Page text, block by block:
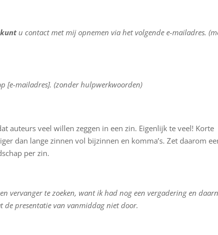
kuntu contact met mij opnemen via het volgende e-mailadres.
[e-mailadres]. (zonder hulpwerkwoorden)
auteurs veel willen zeggen in een zin. Eigenlijk te veel! Korte
dan lange zinnen vol bijzinnen en komma’s. Zet daarom
per zin.
vervanger te zoeken, want ik had nog een vergadering en
de presentatie van vanmiddag niet door.